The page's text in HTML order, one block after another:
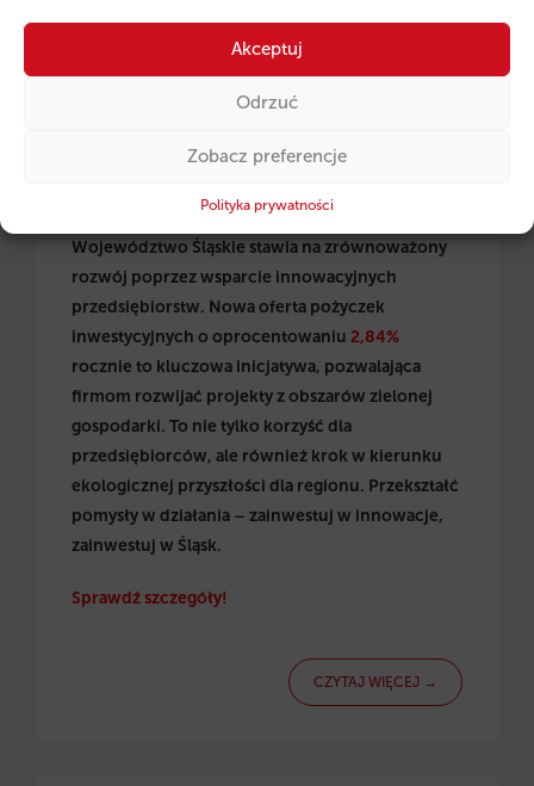
Akceptuj
Odrzuć
Zobacz preferencje
Polityka prywatności
Województwo Śląskie stawia na zrównoważony
rozwój poprzez wsparcie innowacyjnych
przedsiębiorstw. Nowa oferta pożyczek
inwestycyjnych o oprocentowaniu 2,84%
rocznie to kluczowa inicjatywa, pozwalająca
firmom rozwijać projekty z obszarów zielonej
gospodarki. To nie tylko korzyść dla
przedsiębiorców, ale również krok w kierunku
ekologicznej przyszłości dla regionu. Przekształć
pomysły w działania – zainwestuj w innowacje,
zainwestuj w Śląsk.
Sprawdź szczegóły!
CZYTAJ WIĘCEJ →